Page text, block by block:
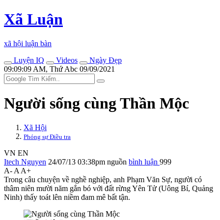
Xã Luận
xã hội luận bàn
Luyện IQ
Videos
Ngày Đẹp
09:09:09 AM, Thứ Abc 09/09/2021
Người sống cùng Thần Mộc
Xã Hội
Phóng sự Điều tra
VN EN
Itech Nguyen 24/07/13 03:38pm nguồn bình luận 999
A- A A+
Trong câu chuyện về nghề nghiệp, anh Phạm Văn Sự, người có
thâm niên mười năm gắn bó với đất rừng Yên Tử (Uông Bí, Quảng
Ninh) thấy toát lên niềm đam mê bất tận.